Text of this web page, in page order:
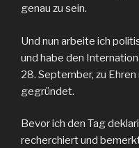
genau zu sein.
Und nun arbeite ich
und habe den
28. September, zu
gegründet.
Bevor ich den Tag
recherchiert und